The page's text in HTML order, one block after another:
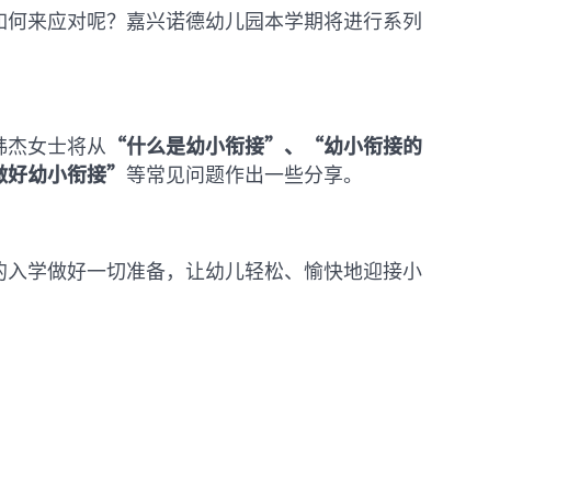
来应对呢？嘉兴诺德幼儿园本学期将进行系列
女士将从 “什么是幼小衔接”、“幼小衔接的
幼小衔接” 等常见问题作出一些分享。
学做好一切准备，让幼儿轻松、愉快地迎接小